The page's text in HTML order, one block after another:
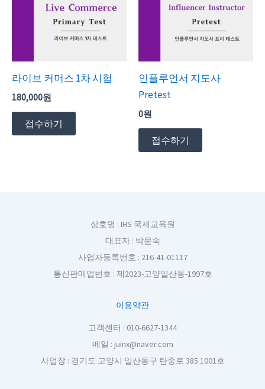
라이브 커머스 1차 시험
180,000원
접수하기
인플루언서 지도사
Pretest
0원
접수하기
상호명 : IHS 국제교육원
대표자 : 박문숙
사업자등록번호 : 216-41-01117
통신판매업번호 : 제2023-고양일산동-1997호
이용약관
고객센터 : 010-6627-1344
메일 : juinx@naver.com
사업장 : 경기도 고양시 일산동구 탄중로 385 1001호